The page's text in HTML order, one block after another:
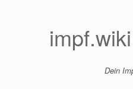
Dein